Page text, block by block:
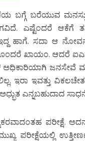
ಬಗ್ಗೆ ಬರೆಯುವ
ಎಷ್ಟೆಂದರೆ ಆಕೆಗೆ
ಹಾಗೆ. ಸದಾ ಆ
ಖಾಯಂ. ಆದರೆ
ಅಧಿಕಾರಿಯಾಗಿ
ಇರಾ ಇವತ್ತು
ಎನ್ನಬಹುದಾದ
ಪರೀಕ್ಷೆ.
ಪರೀಕ್ಷೆಯಲ್ಲಿ